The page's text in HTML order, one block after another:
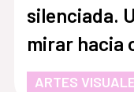
silenciada.
mirar hacia
ARTES